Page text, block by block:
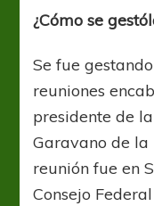
¿Cómo se
Se fue
reuniones
presidente de
Garavano de
reunión fue en
Consejo